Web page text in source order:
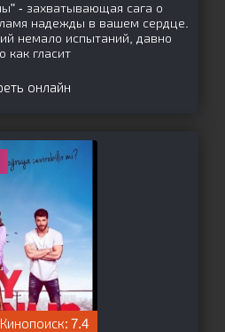
- захватывающая сага о
надежды в вашем сердце.
немало испытаний, давно
как гласит
онлайн
7.4